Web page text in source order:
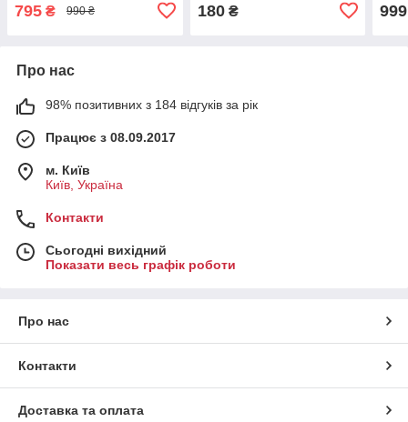
795 ₴ 990 ₴ 180₴ 999
Про нас
98% позитивних з 184 відгуків за рік
Працює з 08.09.2017
м. Київ
Київ, Україна
Контакти
Сьогодні вихідний
Показати весь графік роботи
Про нас
Контакти
Доставка та оплата